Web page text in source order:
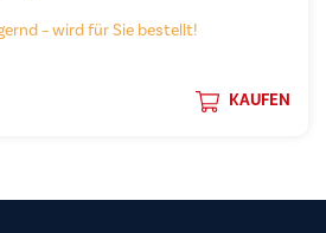
– wird für Sie bestellt!
KAUFEN